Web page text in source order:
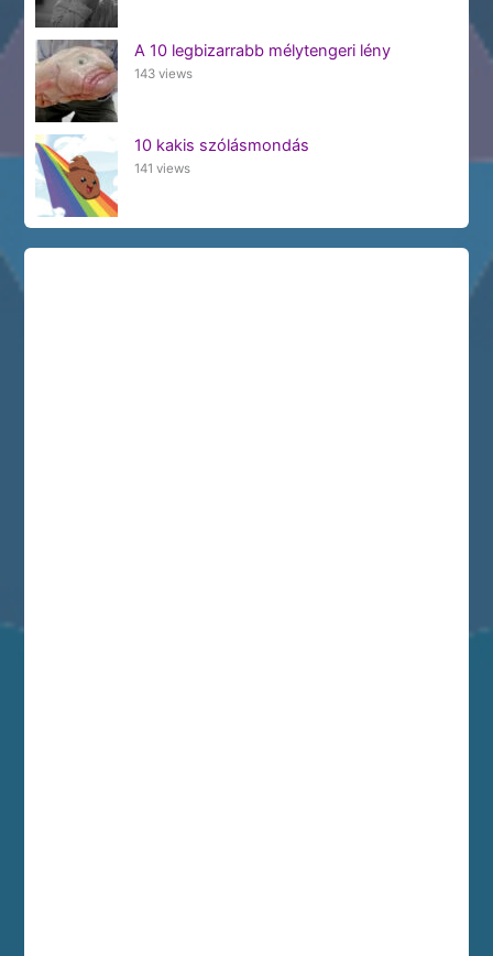
A 10 legbizarrabb mélytengeri lény
143 views
10 kakis szólásmondás
141 views